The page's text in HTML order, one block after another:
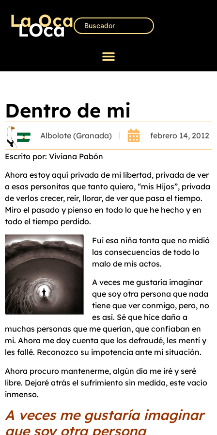
Dentro de mi
Albolote (Granada) febrero 14, 2012
Escrito por: Viviana Pabón
Ahora estoy aquí privada de mi libertad, privada de ver
a esas personitas que tanto quiero, “mis Hijos”, privada
de verlos crecer, reír, llorar, de ver que pasa el tiempo.
Miro el pasado y pienso en todo lo que he hecho y en
todo el tiempo perdido.
Fui esa niña tonta que no midió
las consecuencias de todo lo
malo de mis actos.
A veces me gustaría imaginar
que soy otra persona que nada
tiene que ver conmigo, pero, no
es así. Sé que hice daño a
muchas personas que me querían, que confiaban en
mi. Ahora me doy cuenta que los defraudé, les mentí y
les fallé. Reconozco su impotencia ante mi situación.
Ahora procuro mantenerme, algún día me iré y seré
libre. Dejaré atrás el sufrimiento sin medida, este vacío
inmenso.
A veces me gustaría imaginar
que soy otra persona